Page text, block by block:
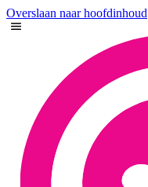
Overslaan naar hoofdinhoud